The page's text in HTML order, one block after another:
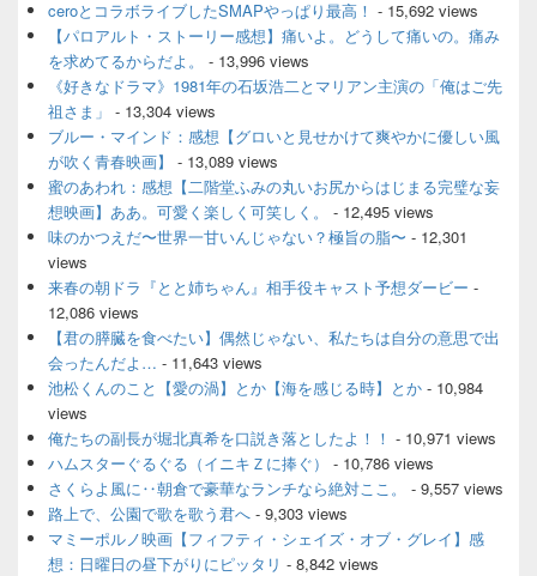
ceroとコラボライブしたSMAPやっぱり最高！ - 15,692 views
【パロアルト・ストーリー感想】痛いよ。どうして痛いの。痛み
を求めてるからだよ。
- 13,996 views
《好きなドラマ》1981年の石坂浩二とマリアン主演の「俺はご先
祖さま」 - 13,304 views
ブルー・マインド：感想【グロいと見せかけて爽やかに優しい風
が吹く青春映画】
- 13,089 views
蜜のあわれ：感想【二階堂ふみの丸いお尻からはじまる完璧な妄
想映画】ああ。可愛く楽しく可笑しく。
- 12,495 views
味のかつえだ〜世界一甘いんじゃない？極旨の脂〜 - 12,301
views
来春の朝ドラ『とと姉ちゃん』相手役キャスト予想ダービー -
12,086 views
【君の膵臓を食べたい】偶然じゃない、私たちは自分の意思で出
会ったんだよ… - 11,643 views
池松くんのこと【愛の渦】とか【海を感じる時】とか - 10,984
views
俺たちの副長が堀北真希を口説き落としたよ！！ - 10,971 views
ハムスターぐるぐる（イニキＺに捧ぐ）
- 10,786 views
さくらよ風に‥朝倉で豪華なランチなら絶対ここ。
- 9,557 views
路上で、公園で歌を歌う君へ - 9,303 views
マミーポルノ映画【フィフティ・シェイズ・オブ・グレイ】感
想：日曜日の昼下がりにピッタリ - 8,842 views